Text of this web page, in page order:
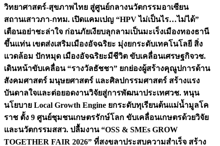
วิทยาศาสตร์-สุขภาพไทย สู่ศูนย์กลางนวัตกรรมอาเซียน
สถานเสาวภา-กทม. เปิดแคมเปญ “HPV ไม่เป็นไร…ไม่ได้”
เตือนอย่าชะล่าใจ ก่อนภัยเงียบลุกลามเป็นมะเร็งเมืองทองธานี
ขึ้นแท่น เขตส่งเสริมเมืองอัจฉริยะ มุ่งยกระดับเทคโนโลยี สิ่ง
แวดล้อม ปักหมุด เมืองอัจฉริยะมีชีวิต ขับเคลื่อนเศรษฐกิจวช.
เดินหน้าขับเคลื่อน “รางวัลธัชชา” ยกย่องผู้สร้างคุณูปการด้าน
สังคมศาสตร์ มนุษยศาสตร์ และศิลปกรรมศาสตร์ สร้างแรง
บันดาลใจและต่อยอดงานวิจัยสู่การพัฒนาประเทศวช. หนุน
นโยบาย Local Growth Engine ยกระดับทุเรียนต้นแม่น้ำมูลโค
ราช ตั้ง 9 ศูนย์ชุมชนเกษตรรักษ์โลก ขับเคลื่อนเกษตรด้วยวิจัย
และนวัตกรรมสสว. ปลื้มงาน “OSS & SMEs GROW
TOGETHER FAIR 2026” ที่สงขลาประสบความสำเร็จ สร้าง